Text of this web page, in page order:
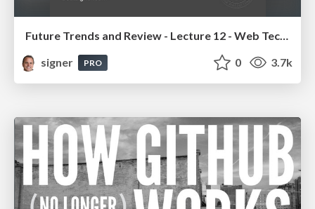
signer
PRO 0 3.7k